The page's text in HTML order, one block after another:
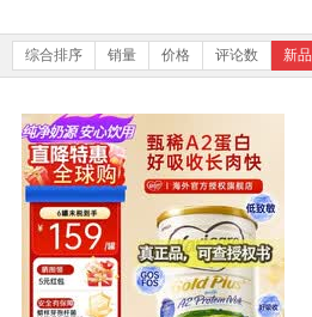
综合排序 销量 价格 评论数 新品